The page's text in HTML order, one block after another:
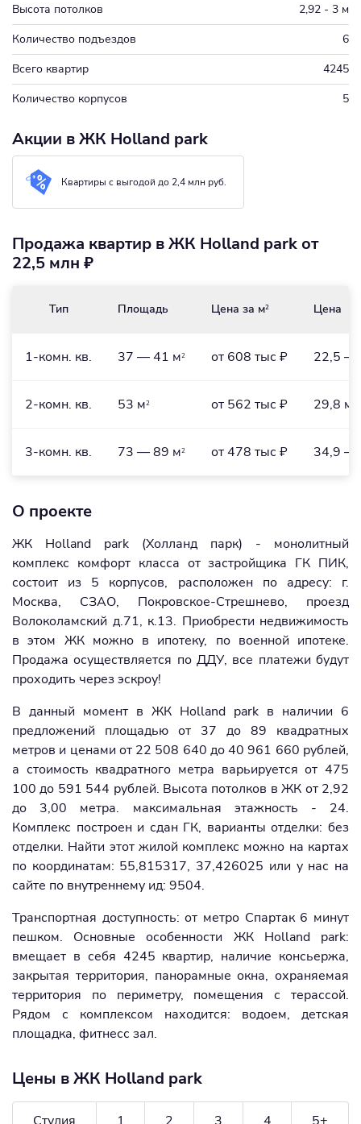
Высота потолков
2,92 - 3 м
Количество подъездов
6
Всего квартир
4245
Количество корпусов
5
Акции в ЖК Holland park
Квартиры с выгодой до 2,4 млн руб.
Продажа квартир в ЖК Holland park от
22,5 млн ₽
Тип Площадь Цена за м2 Цена
1-комн. кв. 37 — 41 м2 от 608 тыс ₽ 22,5 —
2-комн. кв. 53 м2 от 562 тыс ₽ 29,8
3-комн. кв. 73 — 89 м2 от 478 тыс ₽ 34,9 —
О проекте
ЖК Holland park (Холланд парк) - монолитный
комплекс комфорт класса от застройщика ГК ПИК,
состоит из 5 корпусов, расположен по адресу: г.
Москва, СЗАО, Покровское-Стрешнево, проезд
Волоколамский д.71, к.13. Приобрести недвижимость
в этом ЖК можно в ипотеку, по военной ипотеке.
Продажа осуществляется по ДДУ, все платежи будут
проходить через эскроу!
В данный момент в ЖК Holland park в наличии 6
предложений площадью от 37 до 89 квадратных
метров и ценами от 22 508 640 до 40 961 660 рублей,
а стоимость квадратного метра варьируется от 475
100 до 591 544 рублей. Высота потолков в ЖК от 2,92
до 3,00 метра. максимальная этажность - 24.
Комплекс построен и сдан ГК, варианты отделки: без
отделки. Найти этот жилой комплекс можно на картах
по координатам: 55,815317, 37,426025 или у нас на
сайте по внутреннему ид: 9504.
Транспортная доступность: от метро Спартак 6 минут
пешком. Основные особенности ЖК Holland park:
вмещает в себя 4245 квартир, наличие консьержа,
закрытая территория, панорамные окна, охраняемая
территория по периметру, помещения с терассой.
Рядом с комплексом находится: водоем, детская
площадка, фитнесс зал.
Цены в ЖК Holland park